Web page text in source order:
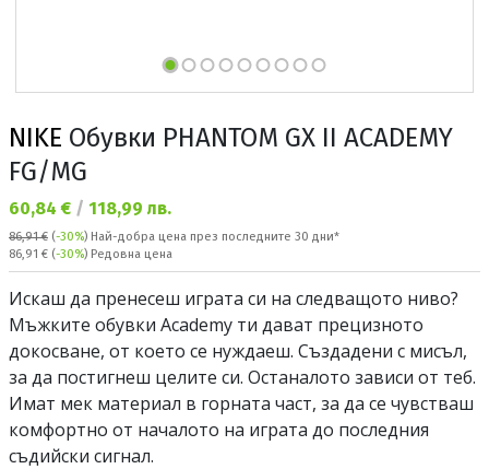
NIKE Обувки PHANTOM GX II ACADEMY
FG/MG
Текуща цена:
60,84 € / 118,99 лв.
86,91 € (-30%) Най-добра цена през последните 30 дни*
Редовна цена:
86,91 € (-30%) Редовна цена
Искаш да пренесеш играта си на следващото ниво?
Мъжките обувки Academy ти дават прецизното
докосване, от което се нуждаеш. Създадени с мисъл,
за да постигнеш целите си. Останалото зависи от теб.
Имат мек материал в горната част, за да се чувстваш
комфортно от началото на играта до последния
съдийски сигнал.